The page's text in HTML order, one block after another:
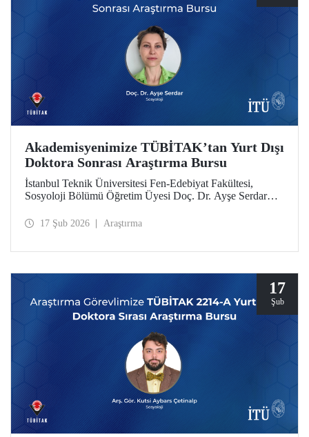
Akademisyenimize TÜBİTAK’tan Yurt Dışı
Doktora Sonrası Araştırma Bursu
İstanbul Teknik Üniversitesi Fen-Edebiyat Fakültesi,
Sosyoloji Bölümü Öğretim Üyesi Doç. Dr. Ayşe Serdar
Programı kapsamında desteklenmeye hak kazandı.
17 Şub 2026 Araştırma
17
Şub